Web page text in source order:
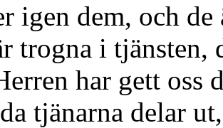
igen dem, och
trogna i tjänsten,
har gett oss
tjänarna delar